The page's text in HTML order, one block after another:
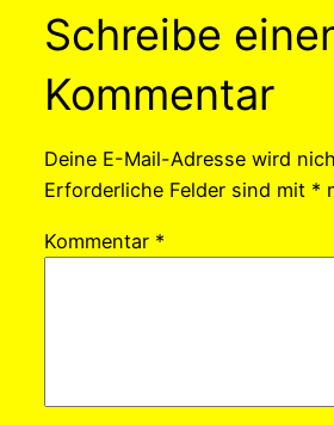
Schreibe
Kommentar
Deine E-Mail-Adresse wird
Erforderliche Felder sind mit *
Kommentar *